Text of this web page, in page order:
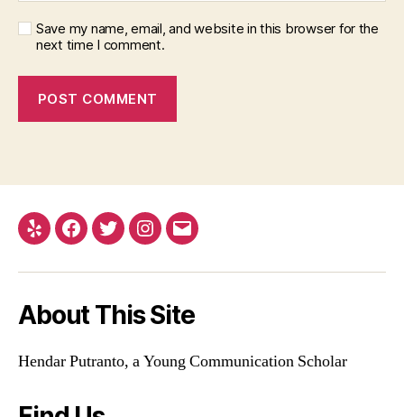
Save my name, email, and website in this browser for the
next time I comment.
Yelp Facebook
TwitterInstagram
Email
About This Site
Hendar Putranto, a Young Communication Scholar